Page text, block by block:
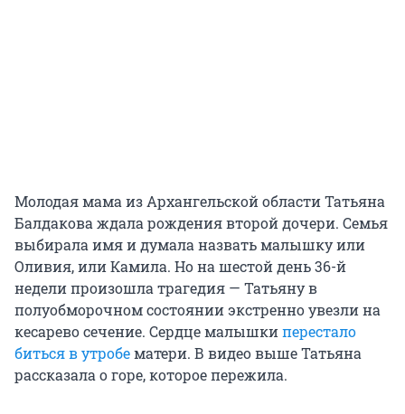
Молодая мама из Архангельской области Татьяна
Балдакова ждала рождения второй дочери. Семья
выбирала имя и думала назвать малышку или
Оливия, или Камила. Но на шестой день 36-й
недели произошла трагедия — Татьяну в
полуобморочном состоянии экстренно увезли на
кесарево сечение. Сердце малышкиперестало
биться в утробематери. В видео выше Татьяна
рассказала о горе, которое пережила.